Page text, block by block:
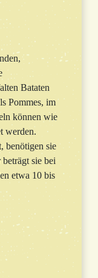
Bataten
Pommes, im
können wie
werden.
benötigen sie
sie bei
etwa 10 bis